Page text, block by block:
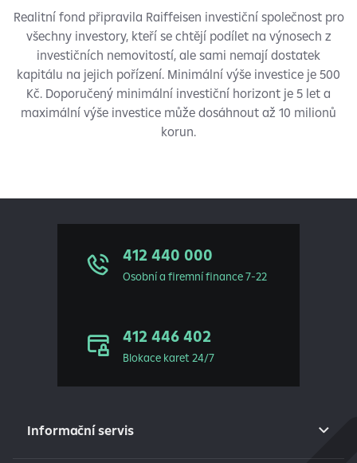
Realitní fond připravila Raiffeisen investiční společnost pro
všechny investory, kteří se chtějí podílet na výnosech z
investičních nemovitostí, ale sami nemají dostatek
kapitálu na jejich pořízení. Minimální výše investice je 500
Kč. Doporučený minimální investiční horizont je 5 let a
maximální výše investice může dosáhnout až 10 milionů
korun.
412 440 000
Osobní a firemní finance 7-22
412 446 402
Blokace karet 24/7
Informační servis